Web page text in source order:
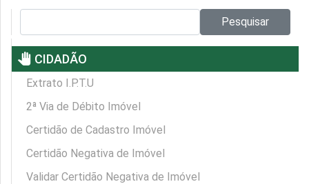
Pesquisar
pan_tool CIDADÃO
Extrato I.P.T.U
2ª Via de Débito Imóvel
Certidão de Cadastro Imóvel
Certidão Negativa de Imóvel
Validar Certidão Negativa de Imóvel